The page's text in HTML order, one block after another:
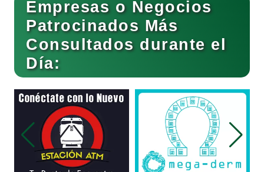
Clubes Deportivos
Cocinas Integrales
Combustibles y Lubricantes
Compresores de aire
Empresas o Negocios
Patrocinados Más
Consultados durante el
Día: